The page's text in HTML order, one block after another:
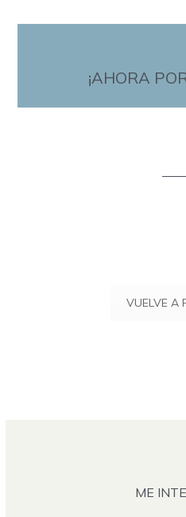
¡AHORA
VUELVE A
ME